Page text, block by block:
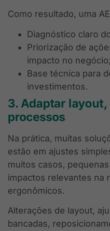
Como resultado, uma
Diagnóstico claro
Priorização de
impacto no negócio;
Base técnica para
investimentos.
3. Adaptar
processos
Na prática, muitas
estão em ajustes
muitos casos,
impactos relevantes na
ergonômicos.
Alterações de layout,
bancadas,